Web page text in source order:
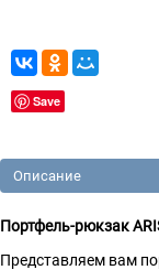
Save
Описание
Портфель-рюкзак
Представляем вам